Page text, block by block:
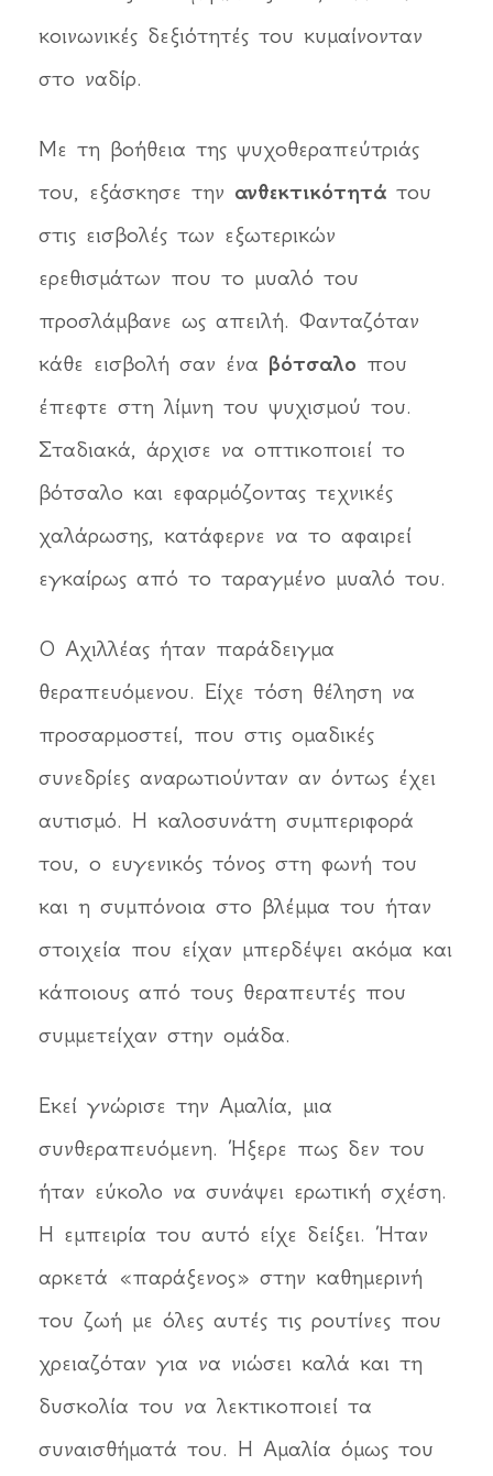
κοινωνικές δεξιότητές του κυμαίνονταν
στο ναδίρ.
Με τη βοήθεια της ψυχοθεραπεύτριάς
του, εξάσκησε την ανθεκτικότητά του
στις εισβολές των εξωτερικών
ερεθισμάτων που το μυαλό του
προσλάμβανε ως απειλή. Φανταζόταν
κάθε εισβολή σαν ένα βότσαλο που
έπεφτε στη λίμνη του ψυχισμού του.
Σταδιακά, άρχισε να οπτικοποιεί το
βότσαλο και εφαρμόζοντας τεχνικές
χαλάρωσης, κατάφερνε να το αφαιρεί
εγκαίρως από το ταραγμένο μυαλό του.
Ο Αχιλλέας ήταν παράδειγμα
θεραπευόμενου. Είχε τόση θέληση να
προσαρμοστεί, που στις ομαδικές
συνεδρίες αναρωτιούνταν αν όντως έχει
αυτισμό. Η καλοσυνάτη συμπεριφορά
του, ο ευγενικός τόνος στη φωνή του
και η συμπόνοια στο βλέμμα του ήταν
στοιχεία που είχαν μπερδέψει ακόμα και
κάποιους από τους θεραπευτές που
συμμετείχαν στην ομάδα.
Εκεί γνώρισε την Αμαλία, μια
συνθεραπευόμενη. Ήξερε πως δεν του
ήταν εύκολο να συνάψει ερωτική σχέση.
Η εμπειρία του αυτό είχε δείξει. Ήταν
αρκετά «παράξενος» στην καθημερινή
του ζωή με όλες αυτές τις ρουτίνες που
χρειαζόταν για να νιώσει καλά και τη
δυσκολία του να λεκτικοποιεί τα
συναισθήματά του. Η Αμαλία όμως του